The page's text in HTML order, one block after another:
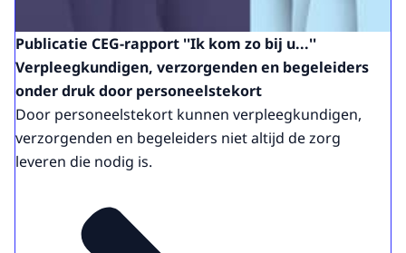
Publicatie CEG-rapport ''Ik kom zo bij u...''
Verpleegkundigen, verzorgenden en begeleiders
onder druk door personeelstekort
Door personeelstekort kunnen verpleegkundigen,
verzorgenden en begeleiders niet altijd de zorg
leveren die nodig is.